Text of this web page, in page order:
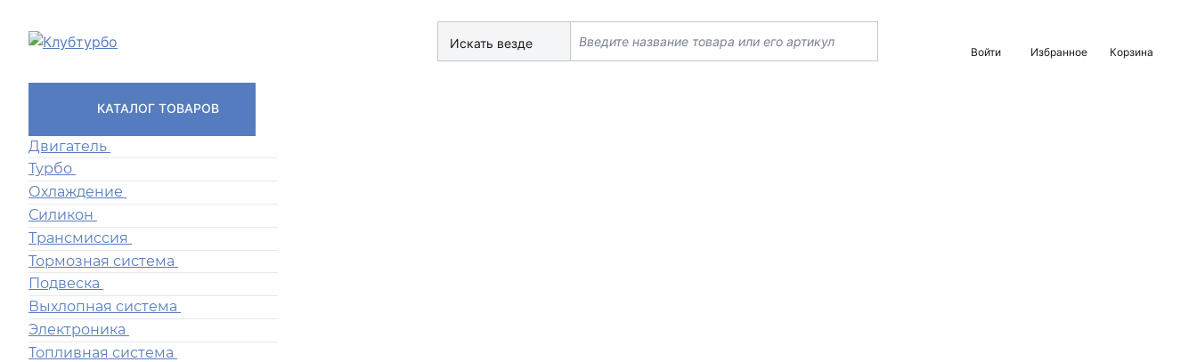
Искать везде
Войти Избранное Корзина
КАТАЛОГ ТОВАРОВ
Двигатель
Турбо
Охлаждение
Силикон
Трансмиссия
Тормозная система
Подвеска
Выхлопная система
Электроника
Топливная система